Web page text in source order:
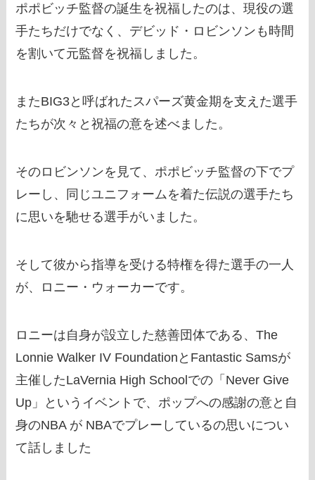
ポポビッチ監督の誕生を祝福したのは、現役の選
手たちだけでなく、デビッド・ロビンソンも時間
を割いて元監督を祝福しました。
またBIG3と呼ばれたスパーズ黄金期を支えた選手
たちが次々と祝福の意を述べました。
そのロビンソンを見て、ポポビッチ監督の下でプ
レーし、同じユニフォームを着た伝説の選手たち
に思いを馳せる選手がいました。
そして彼から指導を受ける特権を得た選手の一人
が、ロニー・ウォーカーです。
ロニーは自身が設立した慈善団体である、The
Lonnie Walker IV FoundationとFantastic Samsが
主催したLaVernia High Schoolでの「Never Give
Up」というイベントで、ポップへの感謝の意と自
身のNBA が NBAでプレーしているの思いについ
て話しました